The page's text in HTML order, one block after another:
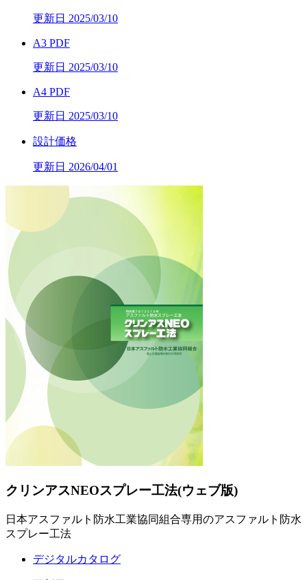
更新日 2025/03/10
A3 PDF
更新日 2025/03/10
A4 PDF
更新日 2025/03/10
設計価格
更新日 2026/04/01
クリンアスNEOスプレー工法(ウェブ版)
日本アスファルト防水工業協同組合専用のアスファルト防水
スプレー工法
デジタルカタログ